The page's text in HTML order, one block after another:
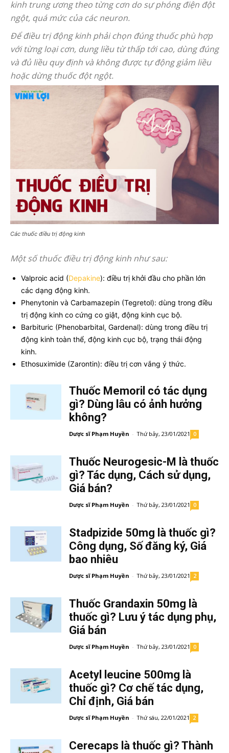
kinh trung ương theo từng cơn do sự phóng điện đột
ngột, quá mức của các neuron.
Để điều trị động kinh phải chọn đúng thuốc phù hợp
với từng loại cơn, dung liều từ thấp tới cao, dùng đúng
và đủ liều quy định và không được tự động giảm liều
hoặc dừng thuốc đột ngột.
Các thuốc điều trị động kinh
Một số thuốc điều trị động kinh như sau:
Valproic acid (Depakine): điều trị khởi đầu cho phần lớn
các dạng động kinh.
Phenytonin và Carbamazepin (Tegretol): dùng trong điều
trị động kinh co cứng co giật, động kinh cục bộ.
Barbituric (Phenobarbital, Gardenal): dùng trong điều trị
động kinh toàn thể, động kinh cục bộ, trạng thái động
kinh.
Ethosuximide (Zarontin): điều trị cơn vắng ý thức.
Thuốc Memoril có tác dụng
gì? Dùng lâu có ảnh hưởng
không?
Dược sĩ Phạm Huyền - Thứ bảy, 23/01/2021 0
Thuốc Neurogesic-M là thuốc
gì? Tác dụng, Cách sử dụng,
Giá bán?
Dược sĩ Phạm Huyền - Thứ bảy, 23/01/2021 0
Stadpizide 50mg là thuốc gì?
Công dụng, Số đăng ký, Giá
bao nhiêu
Dược sĩ Phạm Huyền - Thứ bảy, 23/01/2021 2
Thuốc Grandaxin 50mg là
thuốc gì? Lưu ý tác dụng phụ,
Giá bán
Dược sĩ Phạm Huyền - Thứ bảy, 23/01/2021 0
Acetyl leucine 500mg là
thuốc gì? Cơ chế tác dụng,
Chỉ định, Giá bán
Dược sĩ Phạm Huyền - Thứ sáu, 22/01/2021 2
Cerecaps là thuốc gì? Thành